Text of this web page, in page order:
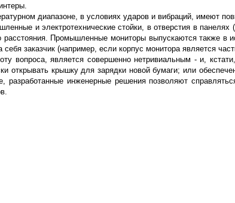
диапазоне, в условиях ударов и вибраций, имеют
и электротехнические стойки, в отверстия в
Промышленные мониторы выпускаются также в
заказчик (например, если корпус монитора является
вопроса, является совершеннонетривиальным - и,
открывать крышку для зарядки новой бумаги; или
инженерные решения позволяют